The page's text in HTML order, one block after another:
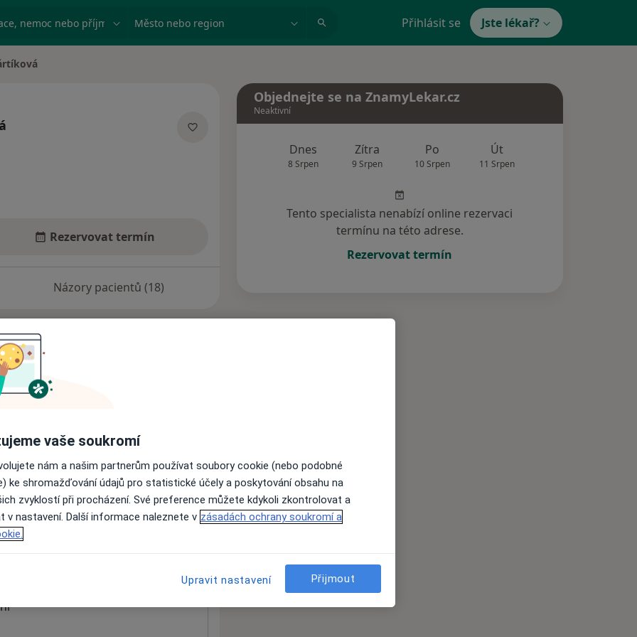
nemoc nebo příjmení Město nebo region Přihlásit se Jste lékař?
Rezervovat termín
Názory pacientů (18)
nejsou k dispozici
informace o svých službách.
Objednejte se na ZnamyLekar.cz
Neaktivní
Dnes
8 Srpen
Zítra
9 Srpen
Po
10 Srpen
Út
11 Srpen
Tento specialista nenabízí online rezervaci
termínu na této adrese.
Rezervovat termín
vaše soukromí
nám a našim partnerům používat soubory cookie (nebo podobné
ke shromažďování údajů pro statistické účely a poskytování obsahu na
zvyklostí při procházení. Své preference můžete kdykoli zkontrolovat a
v nastavení. Další informace naleznete v zásadách ochrany soukromí a
Upravit nastavení Přijmout